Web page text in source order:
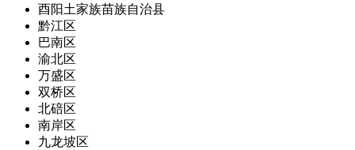
酉阳土家族苗族自治县
黔江区
巴南区
渝北区
万盛区
双桥区
北碚区
南岸区
九龙坡区